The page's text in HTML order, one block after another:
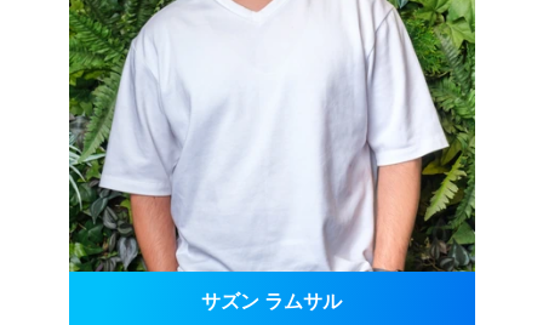
サズン ラムサル